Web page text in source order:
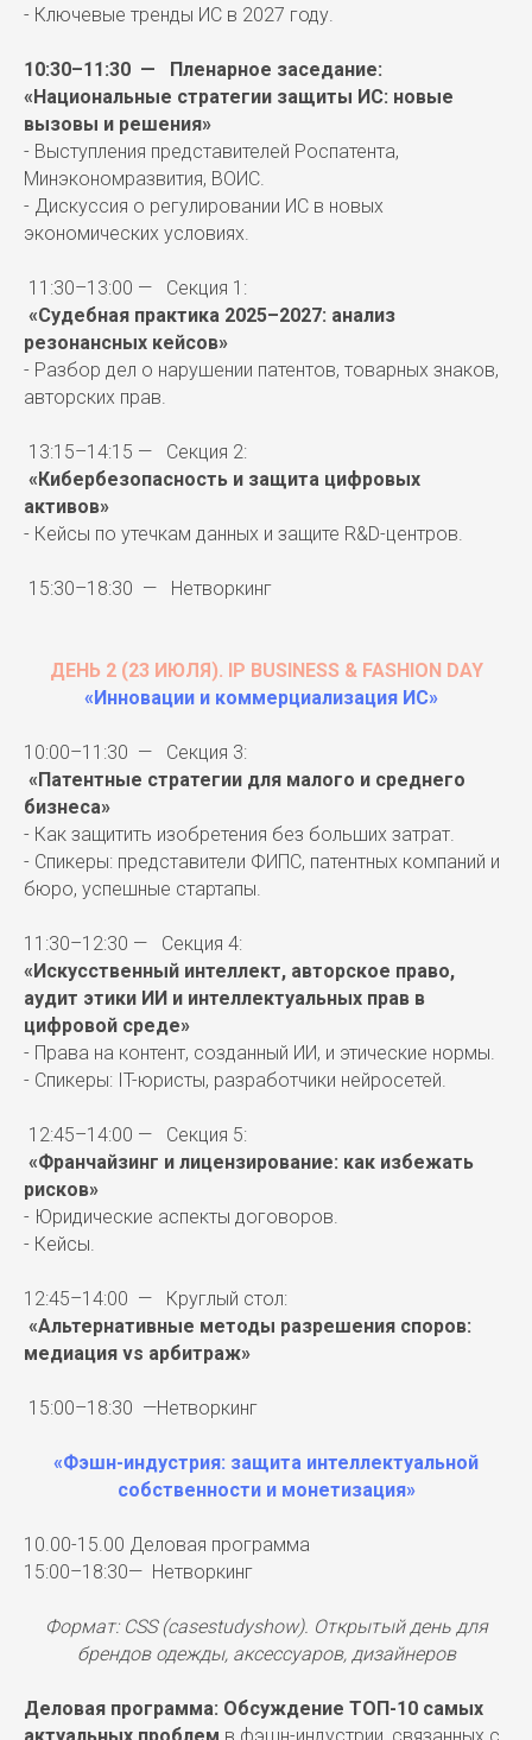
- Ключевые тренды ИС в 2027 году.
10:30–11:30 — Пленарное заседание:
«Национальные стратегии защиты ИС: новые
вызовы и решения»
- Выступления представителей Роспатента,
Минэкономразвития, ВОИС.
- Дискуссия о регулировании ИС в новых
экономических условиях.
11:30–13:00 — Секция 1:
«Судебная практика 2025–2027: анализ
резонансных кейсов»
- Разбор дел о нарушении патентов, товарных знаков,
авторских прав.
13:15–14:15 — Секция 2:
«Кибербезопасность и защита цифровых
активов»
- Кейсы по утечкам данных и защите R&D-центров.
15:30–18:30 — Нетворкинг
ДЕНЬ 2 (23 ИЮЛЯ). IP BUSINESS & FASHION DAY
«Инновации и коммерциализация ИС»
10:00–11:30 — Секция 3:
«Патентные стратегии для малого и среднего
бизнеса»
- Как защитить изобретения без больших затрат.
- Спикеры: представители ФИПС, патентных компаний и
бюро, успешные стартапы.
11:30–12:30 — Секция 4:
«Искусственный интеллект, авторское право,
аудит этики ИИ и интеллектуальных прав в
цифровой среде»
- Права на контент, созданный ИИ, и этические нормы.
- Спикеры: IT-юристы, разработчики нейросетей.
12:45–14:00 — Секция 5:
«Франчайзинг и лицензирование: как избежать
рисков»
- Юридические аспекты договоров.
- Кейсы.
12:45–14:00 — Круглый стол:
«Альтернативные методы разрешения споров:
медиация vs арбитраж»
15:00–18:30 —Нетворкинг
«Фэшн-индустрия: защита интеллектуальной
собственности и монетизация»
10.00-15.00 Деловая программа
15:00–18:30— Нетворкинг
Формат: CSS (casestudyshow). Открытый день для
брендов одежды, аксессуаров, дизайнеров
Деловая программа: Обсуждение ТОП-10 самых